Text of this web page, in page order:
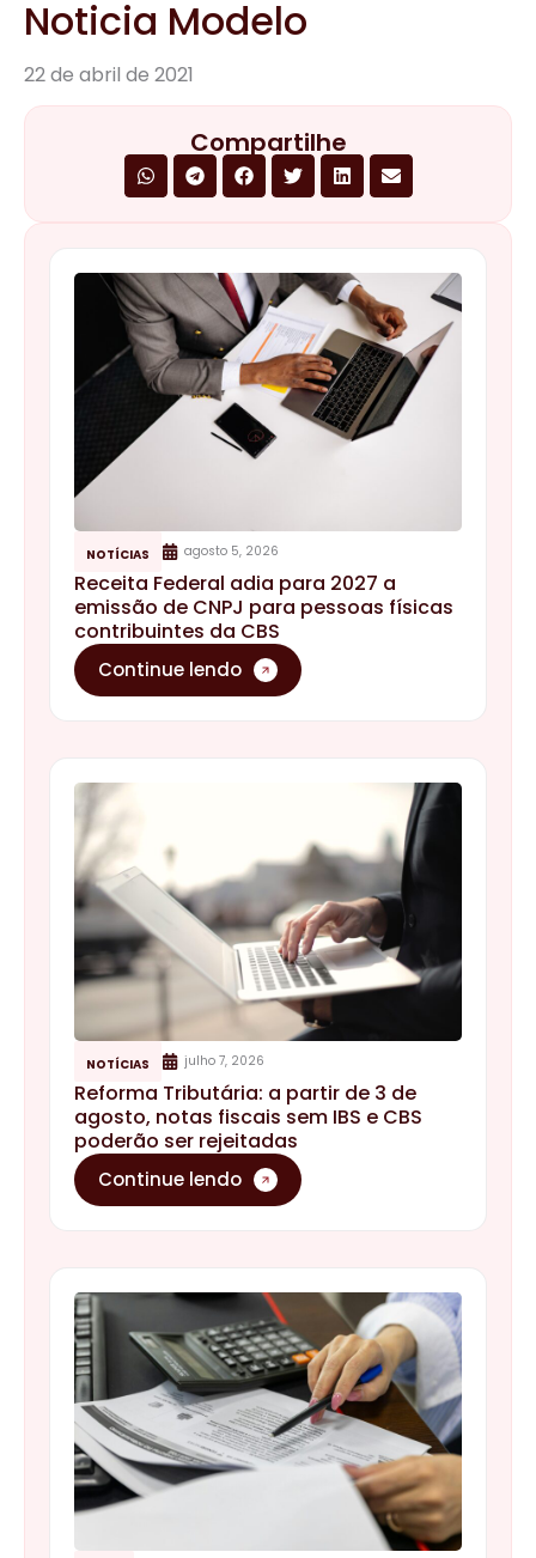
NOTÍCIAS agosto 5, 2026
Receita Federal adia para 2027 a
emissão de CNPJ para pessoas físicas
contribuintes da CBS
Continue lendo
NOTÍCIAS julho 7, 2026
Reforma Tributária: a partir de 3 de
agosto, notas fiscais sem IBS e CBS
poderão ser rejeitadas
Continue lendo
Noticia Modelo
22 de abril de 2021
Compartilhe